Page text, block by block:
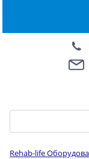
Rehab-life